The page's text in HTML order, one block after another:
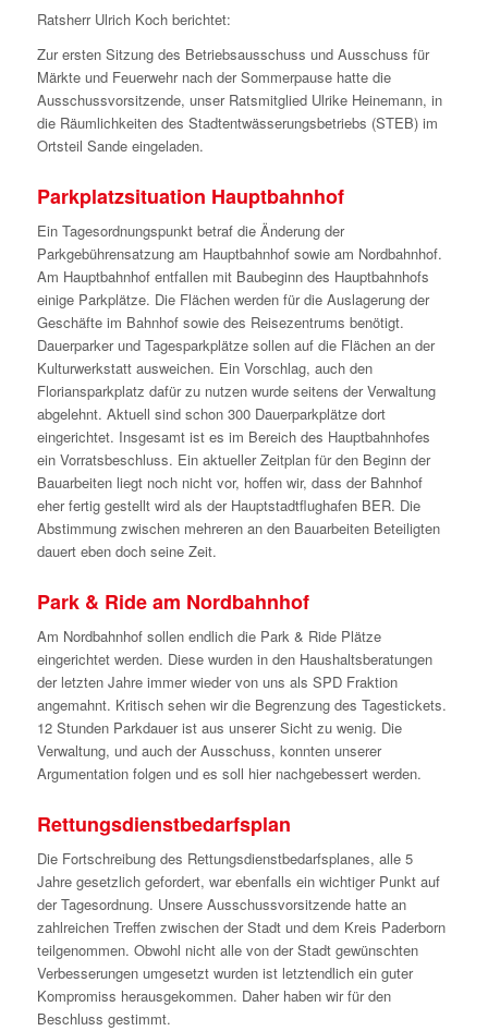
Ratsherr Ulrich Koch berichtet:
Zur ersten Sitzung des Betriebsausschuss und Ausschuss für
Märkte und Feuerwehr nach der Sommerpause hatte die
Ausschussvorsitzende, unser Ratsmitglied Ulrike Heinemann, in
die Räumlichkeiten des Stadtentwässerungsbetriebs (STEB) im
Ortsteil Sande eingeladen.
Parkplatzsituation Hauptbahnhof
Ein Tagesordnungspunkt betraf die Änderung der
Parkgebührensatzung am Hauptbahnhof sowie am Nordbahnhof.
Am Hauptbahnhof entfallen mit Baubeginn des Hauptbahnhofs
einige Parkplätze. Die Flächen werden für die Auslagerung der
Geschäfte im Bahnhof sowie des Reisezentrums benötigt.
Dauerparker und Tagesparkplätze sollen auf die Flächen an der
Kulturwerkstatt ausweichen. Ein Vorschlag, auch den
Floriansparkplatz dafür zu nutzen wurde seitens der Verwaltung
abgelehnt. Aktuell sind schon 300 Dauerparkplätze dort
eingerichtet. Insgesamt ist es im Bereich des Hauptbahnhofes
ein Vorratsbeschluss. Ein aktueller Zeitplan für den Beginn der
Bauarbeiten liegt noch nicht vor, hoffen wir, dass der Bahnhof
eher fertig gestellt wird als der Hauptstadtflughafen BER. Die
Abstimmung zwischen mehreren an den Bauarbeiten Beteiligten
dauert eben doch seine Zeit.
Park & Ride am Nordbahnhof
Am Nordbahnhof sollen endlich die Park & Ride Plätze
eingerichtet werden. Diese wurden in den Haushaltsberatungen
der letzten Jahre immer wieder von uns als SPD Fraktion
angemahnt. Kritisch sehen wir die Begrenzung des Tagestickets.
12 Stunden Parkdauer ist aus unserer Sicht zu wenig. Die
Verwaltung, und auch der Ausschuss, konnten unserer
Argumentation folgen und es soll hier nachgebessert werden.
Rettungsdienstbedarfsplan
Die Fortschreibung des Rettungsdienstbedarfsplanes, alle 5
Jahre gesetzlich gefordert, war ebenfalls ein wichtiger Punkt auf
der Tagesordnung. Unsere Ausschussvorsitzende hatte an
zahlreichen Treffen zwischen der Stadt und dem Kreis Paderborn
teilgenommen. Obwohl nicht alle von der Stadt gewünschten
Verbesserungen umgesetzt wurden ist letztendlich ein guter
Kompromiss herausgekommen. Daher haben wir für den
Beschluss gestimmt.